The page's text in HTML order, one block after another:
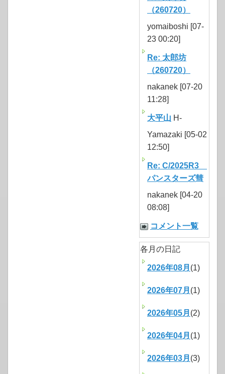
（260720）
yomaiboshi [07-
23 00:20]
Re: 太郎坊
（260720）
nakanek [07-20
11:28]
大平山 H-
Yamazaki [05-02
12:50]
Re: C/2025R3
パンスターズ彗
nakanek [04-20
08:08]
コメント一覧
各月の日記
2026年08月 (1)
2026年07月 (1)
2026年05月 (2)
2026年04月 (1)
2026年03月 (3)